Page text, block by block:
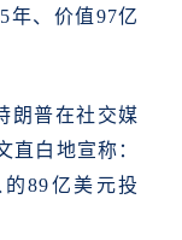
年、价值97亿
朗普在社交媒
直白地宣称：
89亿美元投